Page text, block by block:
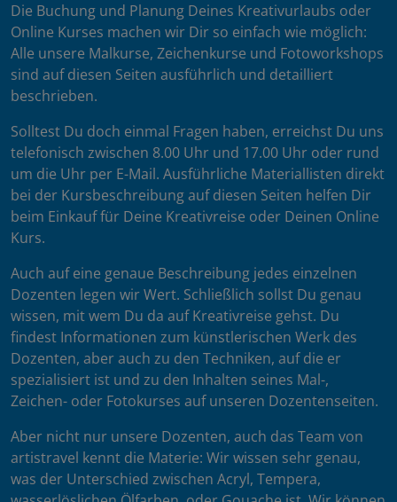
Die Buchung und Planung Deines Kreativurlaubs oder
Online Kurses machen wir Dir so einfach wie möglich:
Alle unsere Malkurse, Zeichenkurse und Fotoworkshops
sind auf diesen Seiten ausführlich und detailliert
beschrieben.
Solltest Du doch einmal Fragen haben, erreichst Du uns
telefonisch zwischen 8.00 Uhr und 17.00 Uhr oder rund
um die Uhr per E-Mail. Ausführliche Materiallisten direkt
bei der Kursbeschreibung auf diesen Seiten helfen Dir
beim Einkauf für Deine Kreativreise oder Deinen Online
Kurs.
Auch auf eine genaue Beschreibung jedes einzelnen
Dozenten legen wir Wert. Schließlich sollst Du genau
wissen, mit wem Du da auf Kreativreise gehst. Du
findest Informationen zum künstlerischen Werk des
Dozenten, aber auch zu den Techniken, auf die er
spezialisiert ist und zu den Inhalten seines Mal-,
Zeichen- oder Fotokurses auf unseren Dozentenseiten.
Aber nicht nur unsere Dozenten, auch das Team von
artistravel kennt die Materie: Wir wissen sehr genau,
was der Unterschied zwischen Acryl, Tempera,